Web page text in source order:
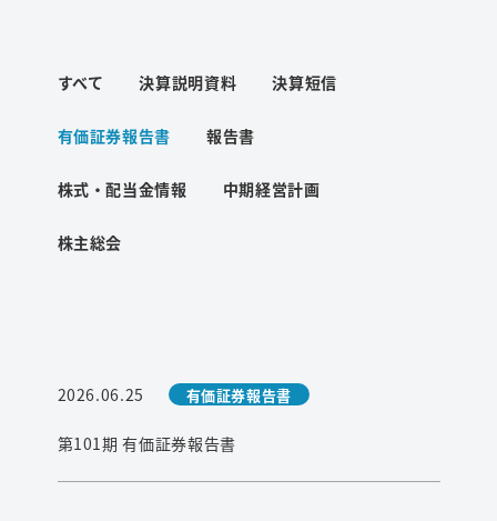
ご利用条件
すべて 決算説明資料 決算短信
有価証券報告書 報告書
株式・配当金情報 中期経営計画
株主総会
2026.06.25 有価証券報告書
第101期 有価証券報告書